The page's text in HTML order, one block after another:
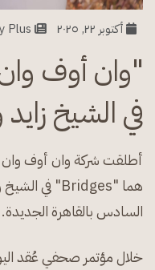
أكتوبر ٢٢, ٢٠٢٥ Plus
"وان أوف
في الشيخ
أطلقت شركة وان أوف وان
السادس بالقاهرة الجديدة.
خلال مؤتمر صحفي عُقد